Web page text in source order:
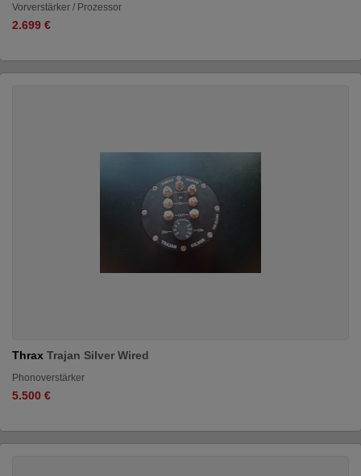
Vorverstärker / Prozessor
2.699 €
Thrax Trajan Silver Wired
Phonoverstärker
5.500 €